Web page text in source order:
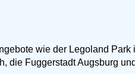
wie der Legoland
Fuggerstadt Augsburg